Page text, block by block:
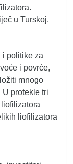
u Turskoj.
i politike za
i povrće,
mnogo
protekle tri
liofilizatora